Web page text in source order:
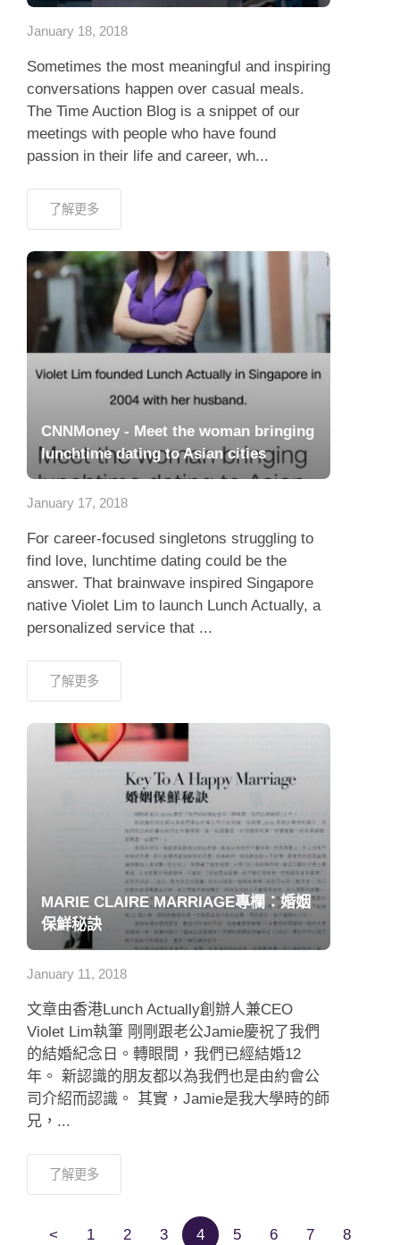
January 18, 2018
Sometimes the most meaningful and inspiring
conversations happen over casual meals.
The Time Auction Blog is a snippet of our
meetings with people who have found
passion in their life and career, wh...
了解更多
CNNMoney - Meet the woman bringing
lunchtime dating to Asian cities
January 17, 2018
For career-focused singletons struggling to
find love, lunchtime dating could be the
answer. That brainwave inspired Singapore
native Violet Lim to launch Lunch Actually, a
personalized service that ...
了解更多
MARIE CLAIRE MARRIAGE專欄：婚姻
保鮮秘訣
January 11, 2018
文章由香港Lunch Actually創辦人兼CEO
Violet Lim執筆 剛剛跟老公Jamie慶祝了我們
的結婚紀念日。轉眼間，我們已經結婚12
年。 新認識的朋友都以為我們也是由約會公
司介紹而認識。 其實，Jamie是我大學時的師
兄，...
了解更多
< 1 2 3 4 5 6 7 8